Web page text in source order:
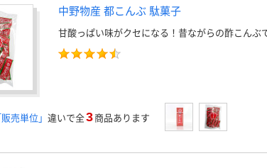
中野物産 都こんぶ 駄菓子
甘酸っぱい味がクセになる！昔ながらの酢こんぶ
売単位」 違いで全3 商品あります